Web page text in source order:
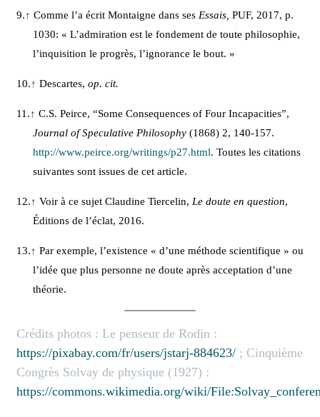
9.↑ Comme l’a écrit Montaigne dans ses Essais, PUF, 2017, p.
1030: « L’admiration est le fondement de toute philosophie,
l’inquisition le progrès, l’ignorance le bout. »
10.↑ Descartes, op. cit.
11.↑ C.S. Peirce, “Some Consequences of Four Incapacities”,
Journal of Speculative Philosophy (1868) 2, 140-157.
http://www.peirce.org/writings/p27.html. Toutes les citations
suivantes sont issues de cet article.
12.↑ Voir à ce sujet Claudine Tiercelin, Le doute en question,
Éditions de l’éclat, 2016.
13.↑ Par exemple, l’existence « d’une méthode scientifique » ou
l’idée que plus personne ne doute après acceptation d’une
théorie.
Crédits photos : Le penseur de Rodin :
https://pixabay.com/fr/users/jstarj-884623/ ; Cinquième
Congrès Solvay de physique (1927) :
https://commons.wikimedia.org/wiki/